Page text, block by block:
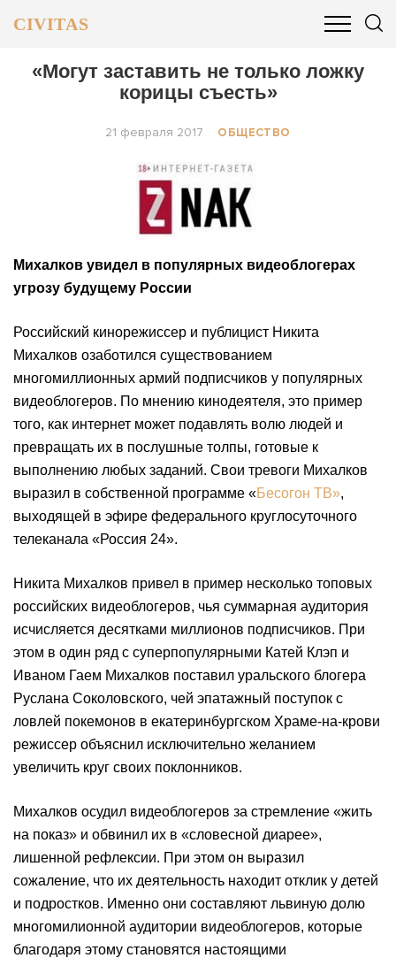
CIVITAS
ОБЩЕСТВО БИЗНЕС И ФИНАНСЫ
«Могут заставить не только ложку
корицы съесть»
21 февраля 2017 ОБЩЕСТВО
Михалков увидел в популярных видеоблогерах
угрозу будущему России
Российский кинорежиссер и публицист Никита
Михалков озаботился существованием
многомиллионных армий подписчиков у популярных
видеоблогеров. По мнению кинодеятеля, это пример
того, как интернет может подавлять волю людей и
превращать их в послушные толпы, готовые к
выполнению любых заданий. Свои тревоги Михалков
выразил в собственной программе «Бесогон ТВ»,
выходящей в эфире федерального круглосуточного
телеканала «Россия 24».
Никита Михалков привел в пример несколько топовых
российских видеоблогеров, чья суммарная аудитория
исчисляется десятками миллионов подписчиков. При
этом в один ряд с суперпопулярными Катей Клэп и
Иваном Гаем Михалков поставил уральского блогера
Руслана Соколовского, чей эпатажный поступок с
ловлей покемонов в екатеринбургском Храме-на-крови
режиссер объяснил исключительно желанием
увеличить круг своих поклонников.
Михалков осудил видеоблогеров за стремление «жить
на показ» и обвинил их в «словесной диарее»,
лишенной рефлексии. При этом он выразил
сожаление, что их деятельность находит отклик у детей
и подростков. Именно они составляют львиную долю
многомилионной аудитории видеоблогеров, которые
благодаря этому становятся настоящими